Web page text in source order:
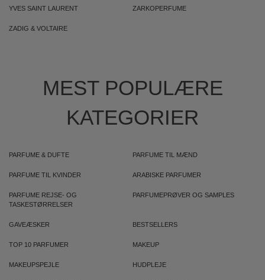
YVES SAINT LAURENT ZARKOPERFUME
ZADIG & VOLTAIRE
MEST POPULÆRE
KATEGORIER
PARFUME & DUFTE PARFUME TIL MÆND
PARFUME TIL KVINDER ARABISKE PARFUMER
PARFUME REJSE- OG
TASKESTØRRELSER
PARFUMEPRØVER OG SAMPLES
GAVEÆSKER BESTSELLERS
TOP 10 PARFUMER MAKEUP
MAKEUPSPEJLE HUDPLEJE